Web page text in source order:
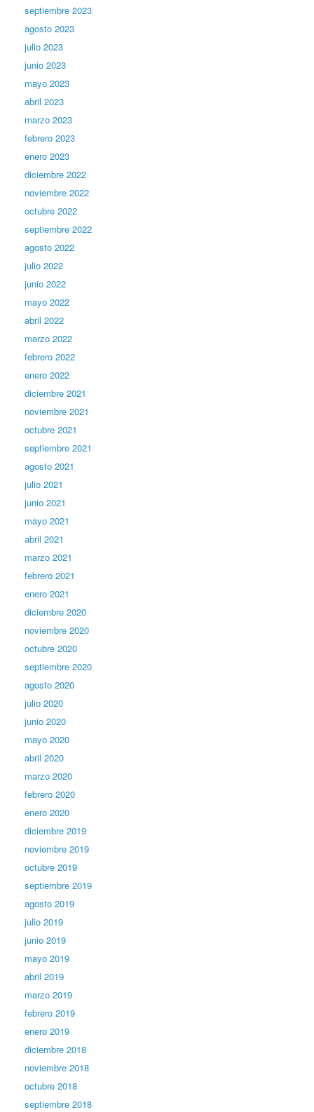
septiembre 2023
agosto 2023
julio 2023
junio 2023
mayo 2023
abril 2023
marzo 2023
febrero 2023
enero 2023
diciembre 2022
noviembre 2022
octubre 2022
septiembre 2022
agosto 2022
julio 2022
junio 2022
mayo 2022
abril 2022
marzo 2022
febrero 2022
enero 2022
diciembre 2021
noviembre 2021
octubre 2021
septiembre 2021
agosto 2021
julio 2021
junio 2021
mayo 2021
abril 2021
marzo 2021
febrero 2021
enero 2021
diciembre 2020
noviembre 2020
octubre 2020
septiembre 2020
agosto 2020
julio 2020
junio 2020
mayo 2020
abril 2020
marzo 2020
febrero 2020
enero 2020
diciembre 2019
noviembre 2019
octubre 2019
septiembre 2019
agosto 2019
julio 2019
junio 2019
mayo 2019
abril 2019
marzo 2019
febrero 2019
enero 2019
diciembre 2018
noviembre 2018
octubre 2018
septiembre 2018